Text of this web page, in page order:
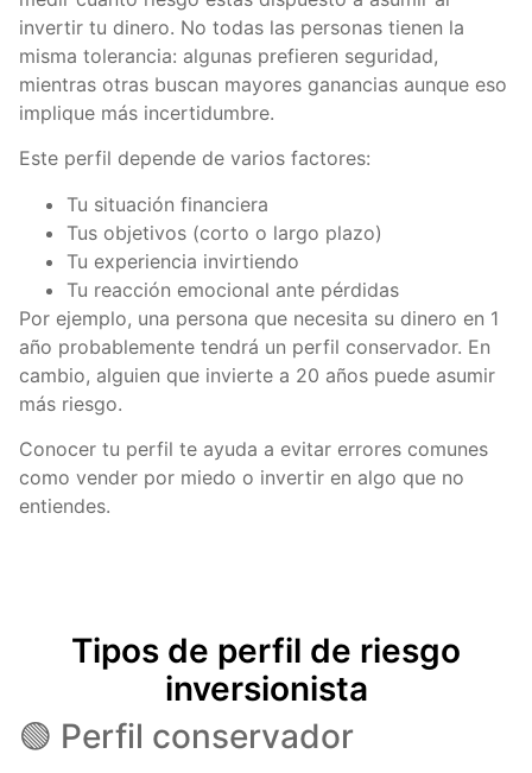
invertir tu dinero. No todas las personas tienen la
misma tolerancia: algunas prefieren seguridad,
mientras otras buscan mayores ganancias aunque eso
implique más incertidumbre.
Este perfil depende de varios factores:
Tu situación financiera
Tus objetivos (corto o largo plazo)
Tu experiencia invirtiendo
Tu reacción emocional ante pérdidas
Por ejemplo, una persona que necesita su dinero en 1
año probablemente tendrá un perfil conservador. En
cambio, alguien que invierte a 20 años puede asumir
más riesgo.
Conocer tu perfil te ayuda a evitar errores comunes
como vender por miedo o invertir en algo que no
entiendes.
Tipos de perfil de riesgo
inversionista
🟢 Perfil conservador